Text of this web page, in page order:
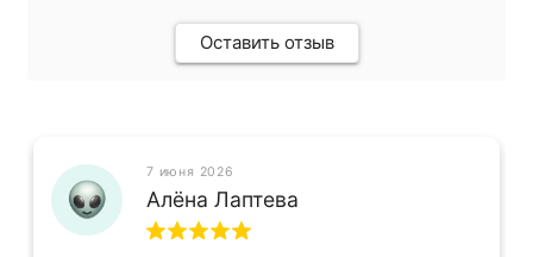
Оставить отзыв
7 июня 2026
Алёна Лаптева